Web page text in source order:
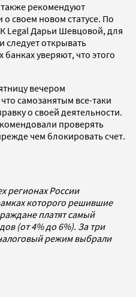
рекомендуют
своем новом статусе. По
Legal Дарьи Шевцовой, для
следует открывать
банках уверяют, что этого
вечером
самозанятым все-таки
о своей деятельности.
проверять
чем блокировать счет.
регионах России
которого решившие
платят самый
(от 4% до 6%). За три
режим выбрали